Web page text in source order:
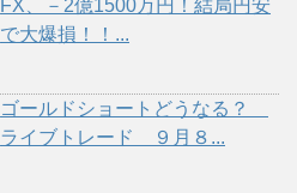
FX、－2億1500万円！結局円安
で大爆損！！...
ゴールドショートどうなる？
ライブトレード ９月８...